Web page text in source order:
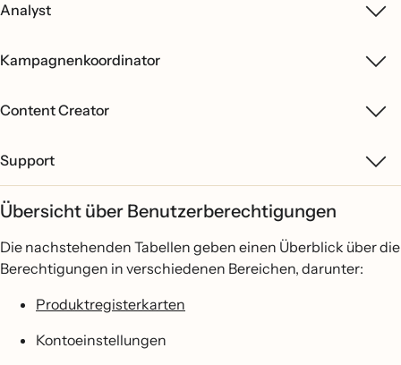
Analyst
Kampagnenkoordinator
Content Creator
Support
Übersicht über Benutzerberechtigungen
Die nachstehenden Tabellen geben einen Überblick über die
Berechtigungen in verschiedenen Bereichen, darunter:
Produktregisterkarten
Kontoeinstellungen